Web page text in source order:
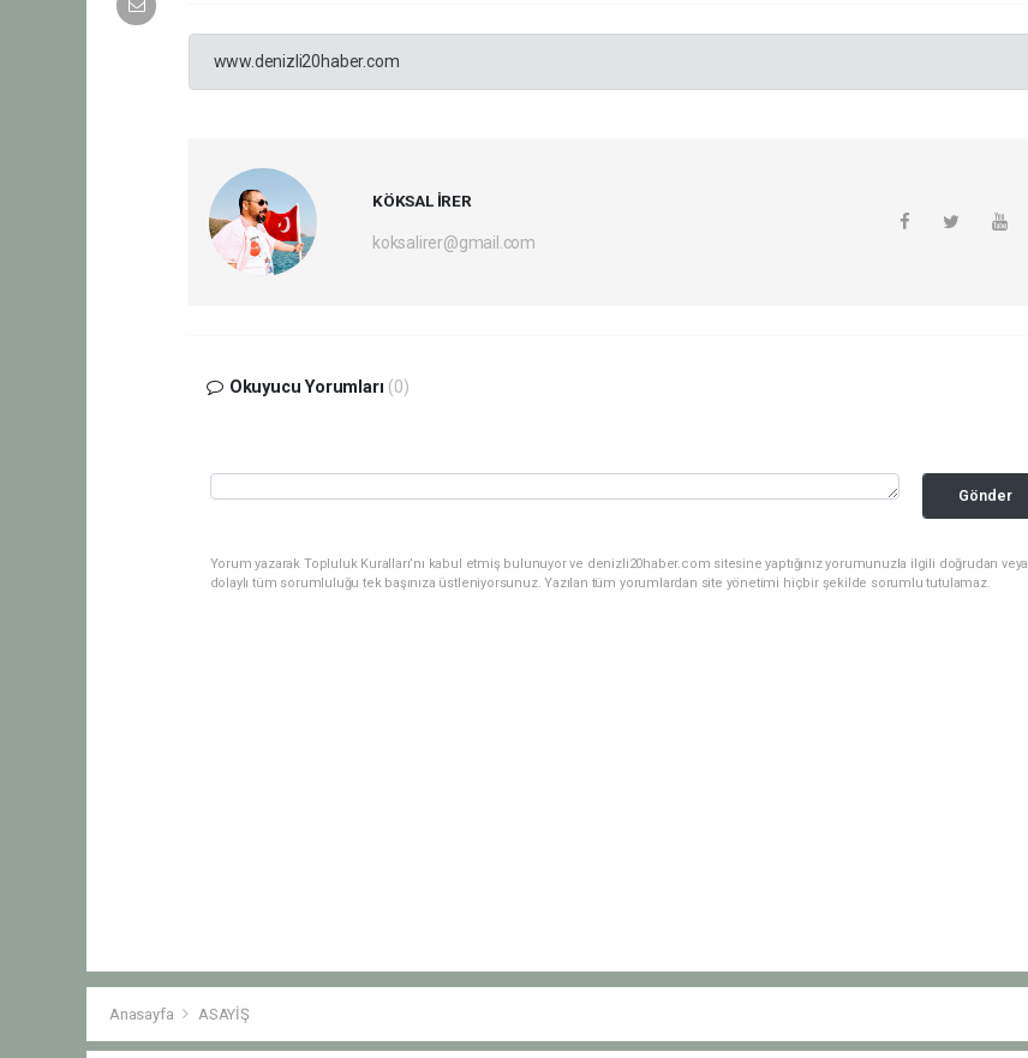
www.denizli20haber.com
KÖKSAL İRER
koksalirer@gmail.com
Okuyucu Yorumları (0)
Gönder
Yorum yazarak Topluluk Kuralları’nı kabul etmiş bulunuyor ve denizli20haber.com sitesine yaptığınız yorumunuzla ilgili doğrudan veya
dolaylı tüm sorumluluğu tek başınıza üstleniyorsunuz. Yazılan tüm yorumlardan site yönetimi hiçbir şekilde sorumlu tutulamaz.
Anasayfa ASAYİŞ